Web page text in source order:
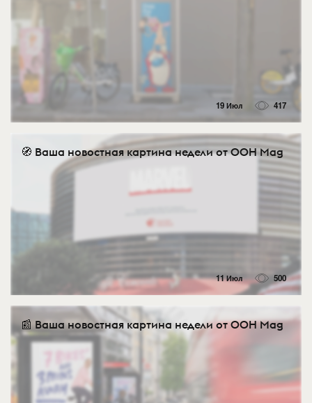
19 Июл 417
🧭 Ваша новостная картина недели от OOH Mag
11 Июл 500
📰 Ваша новостная картина недели от OOH Mag